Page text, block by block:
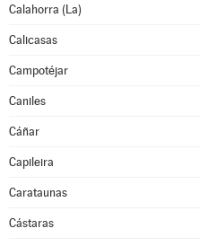
Calahorra (La)
Calicasas
Campotéjar
Caniles
Cáñar
Capileira
Carataunas
Cástaras